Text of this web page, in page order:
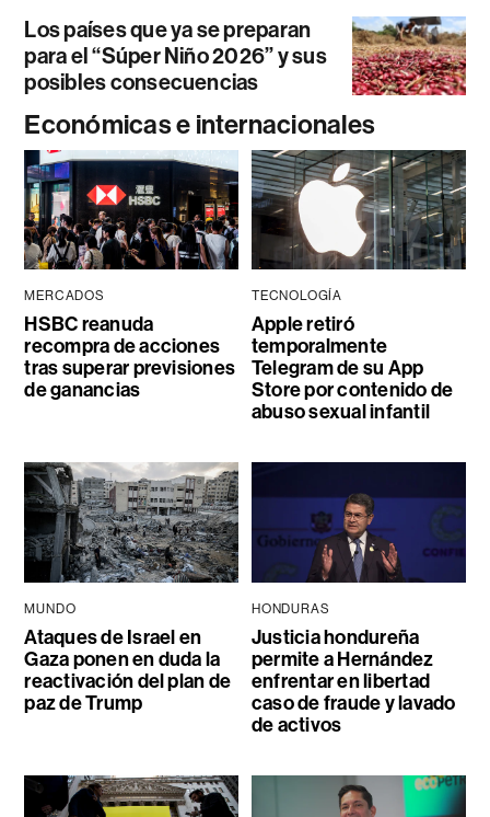
Los países que ya se preparan
para el “Súper Niño 2026” y sus
posibles consecuencias
Económicas e internacionales
MERCADOS
HSBC reanuda
recompra de acciones
tras superar previsiones
de ganancias
TECNOLOGÍA
Apple retiró
temporalmente
Telegram de su App
Store por contenido de
abuso sexual infantil
MUNDO
Ataques de Israel en
Gaza ponen en duda la
reactivación del plan de
paz de Trump
HONDURAS
Justicia hondureña
permite a Hernández
enfrentar en libertad
caso de fraude y lavado
de activos